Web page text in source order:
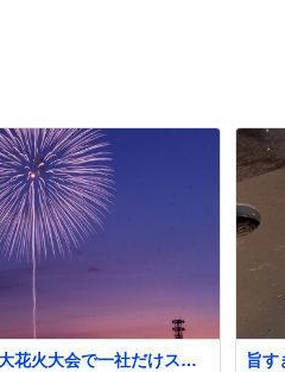
花火大会で一社だけスポ
旨す